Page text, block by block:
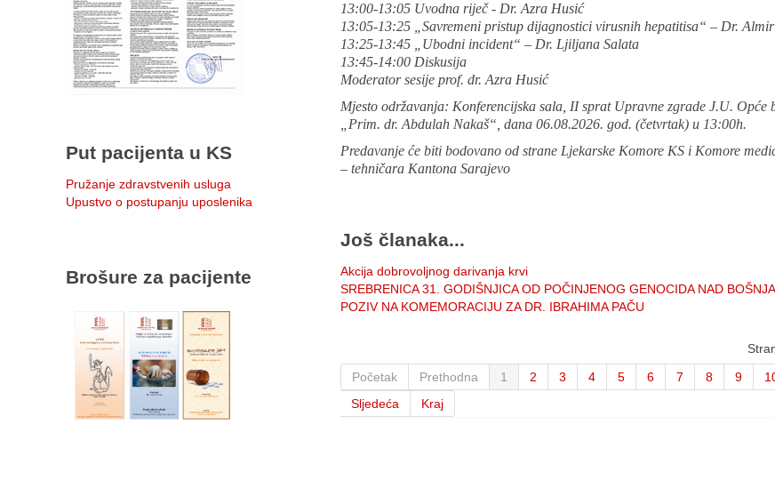
13:00-13:05 Uvodna riječ - Dr. Azra Husić
13:05-13:25 „Savremeni pristup dijagnostici virusnih hepatitisa“ – Dr.
13:25-13:45 „Ubodni incident“ – Dr. Ljiljana Salata
13:45-14:00 Diskusija
Moderator sesije prof. dr. Azra Husić
Mjesto održavanja: Konferencijska sala, II sprat Upravne zgrade J.U. Opće
„Prim. dr. Abdulah Nakaš“, dana 06.08.2026. god. (četvrtak) u 13:00h.
Predavanje će biti bodovano od strane Ljekarske Komore KS i Komore
– tehničara Kantona Sarajevo
Još članaka...
Akcija dobrovoljnog darivanja krvi
SREBRENICA 31. GODIŠNJICA OD POČINJENOG GENOCIDA NAD
POZIV NA KOMEMORACIJU ZA DR. IBRAHIMA PAČU
Početak
Prethodna 1 2 3 4 5 6 7 8 9
Sljedeća
Kraj
Put pacijenta u KS
Pružanje zdravstvenih usluga
Upustvo o postupanju uposlenika
Brošure za pacijente